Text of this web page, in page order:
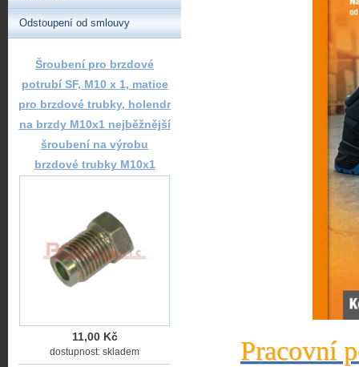
Pracovní
Odstoupení od smlouvy
Šroubení pro brzdové
potrubí SF, M10 x 1, matice
pro brzdové trubky, holendr
na brzdy M10x1 nejběžnější
šroubení na výrobu
brzdové trubky M10x1
11,00 Kč
dostupnost: skladem